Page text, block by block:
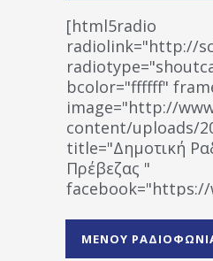
[html5radio
radiolink="http://
bcolor="ffffff"
image="http://
content/uploads/
title="Δημοτική
Πρέβεζας "
facebook="https://
ΜΕΝΟΥ